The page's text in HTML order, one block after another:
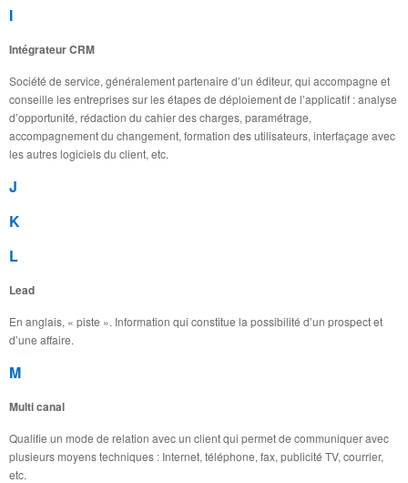
I
Intégrateur CRM
Société de service, généralement partenaire d’un éditeur, qui accompagne et
conseille les entreprises sur les étapes de déploiement de l’applicatif : analyse
d’opportunité, rédaction du cahier des charges, paramétrage,
accompagnement du changement, formation des utilisateurs, interfaçage avec
les autres logiciels du client, etc.
J
K
L
Lead
En anglais, « piste ». Information qui constitue la possibilité d’un prospect et
d’une affaire.
M
Multi canal
Qualifie un mode de relation avec un client qui permet de communiquer avec
plusieurs moyens techniques : Internet, téléphone, fax, publicité TV, courrier,
etc.